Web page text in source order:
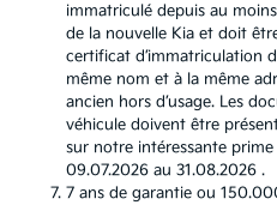
immatriculé depuis au
de la nouvelle Kia et doit
certificat d’immatriculation
même nom et à la même
ancien hors d’usage. Les
véhicule doivent être
sur notre intéressante
09.07.2026 au 31.08.2026 .
7 ans de garantie ou